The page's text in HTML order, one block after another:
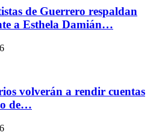
de Guerrero respaldan
a Esthela Damián…
volverán a rendir cuentas
de…